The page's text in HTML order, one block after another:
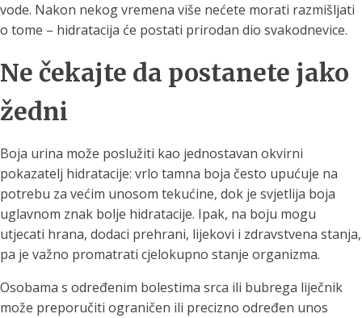
vode. Nakon nekog vremena više nećete morati razmišljati
o tome – hidratacija će postati prirodan dio svakodnevice.
Ne čekajte da postanete jako
žedni
Boja urina može poslužiti kao jednostavan okvirni
pokazatelj hidratacije: vrlo tamna boja često upućuje na
potrebu za većim unosom tekućine, dok je svjetlija boja
uglavnom znak bolje hidratacije. Ipak, na boju mogu
utjecati hrana, dodaci prehrani, lijekovi i zdravstvena stanja,
pa je važno promatrati cjelokupno stanje organizma.
Osobama s određenim bolestima srca ili bubrega liječnik
može preporučiti ograničen ili precizno određen unos